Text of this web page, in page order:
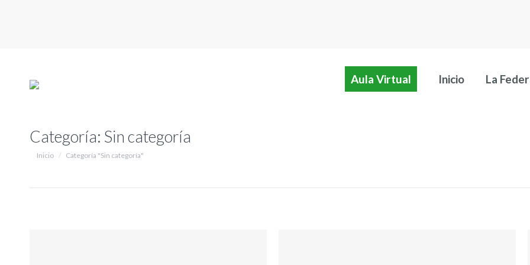
Aula Virtual Inicio La
Categoría: Sin categoría
Estás aquí:
Inicio Categoría "Sin categoría"